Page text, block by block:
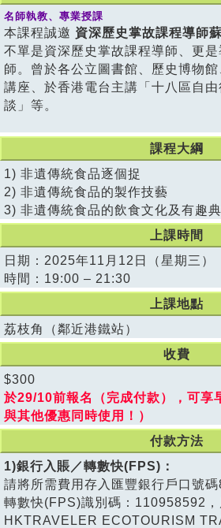
名師執教、專業授課
本課程誠邀 資深歷史掌故課程導師
不單是資深歷史掌故課程導師、更
師。曾於各公立圖書館、歷史博物
講座、於香港電台主講「十八區自
談」等。
課程大綱
1) 非遺傳統食品逐個捉
2) 非遺傳統食品的製作技藝
3) 非遺傳統食品的飲食文化及有趣
上課時間
日期：2025年11月12日（星期三）
時間：19:00 – 21:30
上課地點
荔枝角（鄰近港鐵站）
收費
$300
於29/10前報名（完成付款），可享
與其他優惠同時使用！）
付款方法
1)銀行入賬／轉數快(FPS)：
請將所需費用存入匯豐銀行戶口號
轉數快(FPS)識別碼：110958592，
HKTRAVELER ECOTOURISM